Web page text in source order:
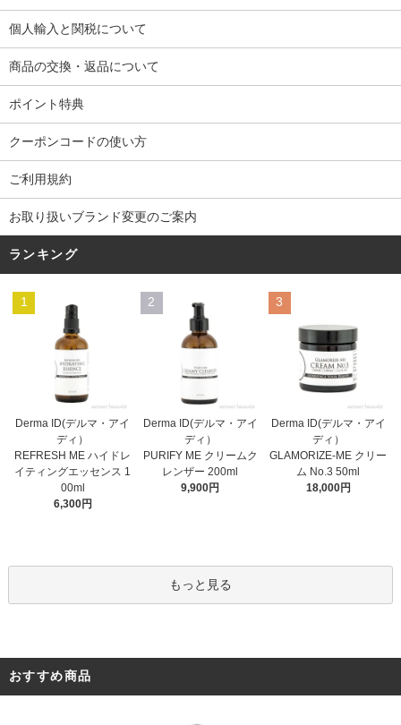
個人輸入と関税について
商品の交換・返品について
ポイント特典
クーポンコードの使い方
ご利用規約
お取り扱いブランド変更のご案内
ランキング
1
Derma ID(デルマ・アイ
ディ）
REFRESH ME ハイドレ
イティングエッセンス 1
00ml
6,300円
2
Derma ID(デルマ・アイ
ディ）
PURIFY ME クリームク
レンザー 200ml
9,900円
3
Derma ID(デルマ・アイ
ディ）
GLAMORIZE-ME クリー
ム No.3 50ml
18,000円
もっと見る
おすすめ商品